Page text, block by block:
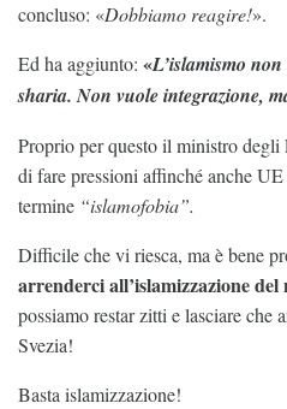
concluso: «Dobbiamo reagire!».
Ed ha aggiunto: «L’islamismo
sharia. Non vuole integrazione,
Proprio per questo il ministro degli
di fare pressioni affinché anche
termine “islamofobia”.
Difficile che vi riesca, ma è bene
arrenderci all’islamizzazione
possiamo restar zitti e lasciare che
Svezia!
Basta islamizzazione!